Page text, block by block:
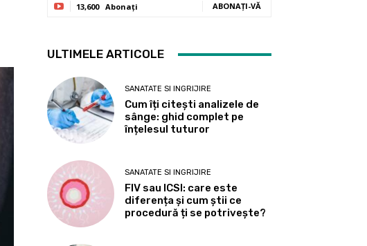
13,600 Abonați ABONAȚI-VĂ
ULTIMELE ARTICOLE
SANATATE SI INGRIJIRE
Cum îți citești analizele de
sânge: ghid complet pe
înțelesul tuturor
SANATATE SI INGRIJIRE
FIV sau ICSI: care este
diferența și cum știi ce
procedură ți se potrivește?